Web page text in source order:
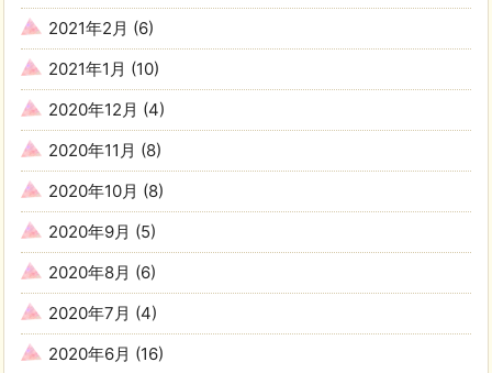
2021年2月 (6)
2021年1月 (10)
2020年12月 (4)
2020年11月 (8)
2020年10月 (8)
2020年9月 (5)
2020年8月 (6)
2020年7月 (4)
2020年6月 (16)